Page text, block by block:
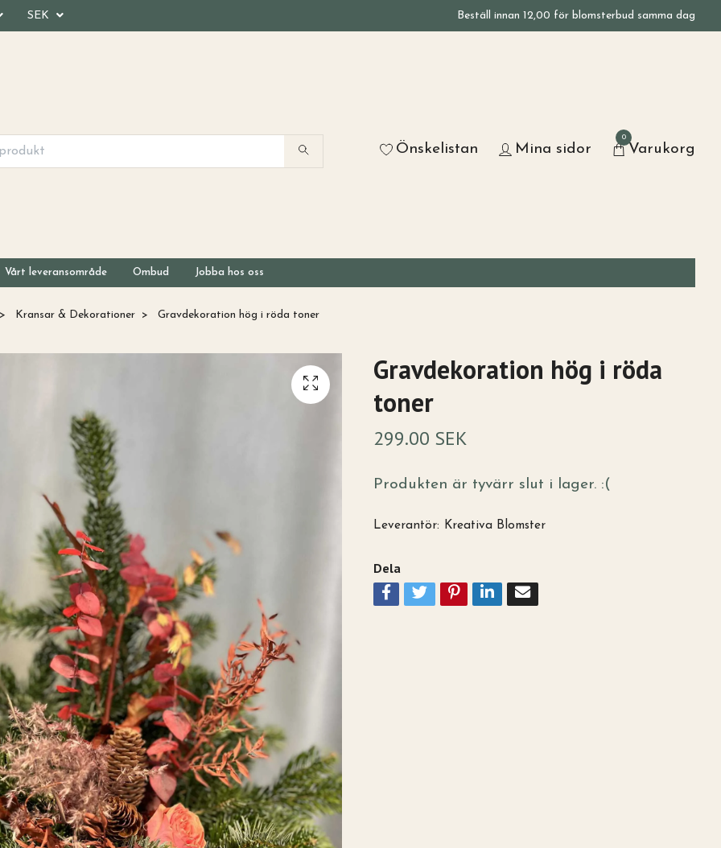
SEK Beställ innan 12,00 för blomsterbud samma dag
Önskelistan Mina sidor
0
Varukorg
Vårt leveransområde Ombud Jobba hos oss
Kransar & Dekorationer Gravdekoration hög i röda toner
Gravdekoration hög i röda
toner
299.00 SEK
Produkten är tyvärr slut i lager. :(
Leverantör: Kreativa Blomster
Dela